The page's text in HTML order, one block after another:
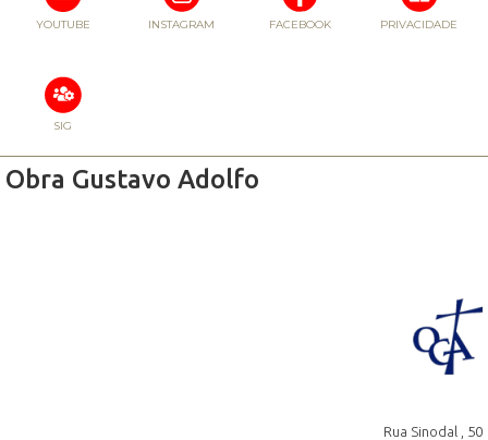
YOUTUBE INSTAGRAM FACEBOOK PRIVACIDADE
SIG
Obra Gustavo Adolfo
Rua Sinodal , 50